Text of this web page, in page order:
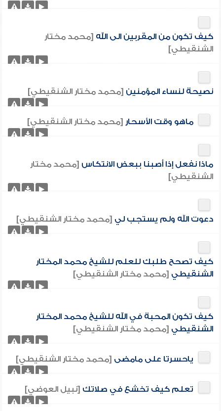
كيف تكون من المقربين الى الله [محمد مختار
الشنقيطي]
نصيحة لنساء المؤمنين [محمد مختار الشنقيطي]
ماهو وقت الأسحار [محمد مختار الشنقيطي]
ماذا نفعل إذا أصبنا ببعض الانتكاس [محمد مختار
الشنقيطي]
دعوت الله ولم يستجب لي [محمد مختار الشنقيطي]
كيف تصحح طلبك للعلم للشيخ محمد المختار
الشنقيطي [محمد مختار الشنقيطي]
كيف تكون المحبة في الله للشيخ محمد المختار
الشنقيطي [محمد مختار الشنقيطي]
ياحسرتا على مامضى [محمد مختار الشنقيطي]
تعلم كيف تخشع في صلاتك [نبيل العوضي]